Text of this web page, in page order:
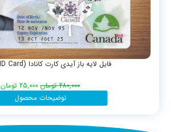
فایل لایه باز آیدی کارت کانادا (Canada ID Card)
280,000 تومان 25,000 تومان
توضیحات محصول